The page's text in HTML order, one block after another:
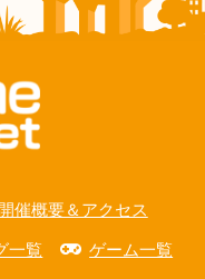
開催概要＆アクセス
一覧 ゲーム一覧